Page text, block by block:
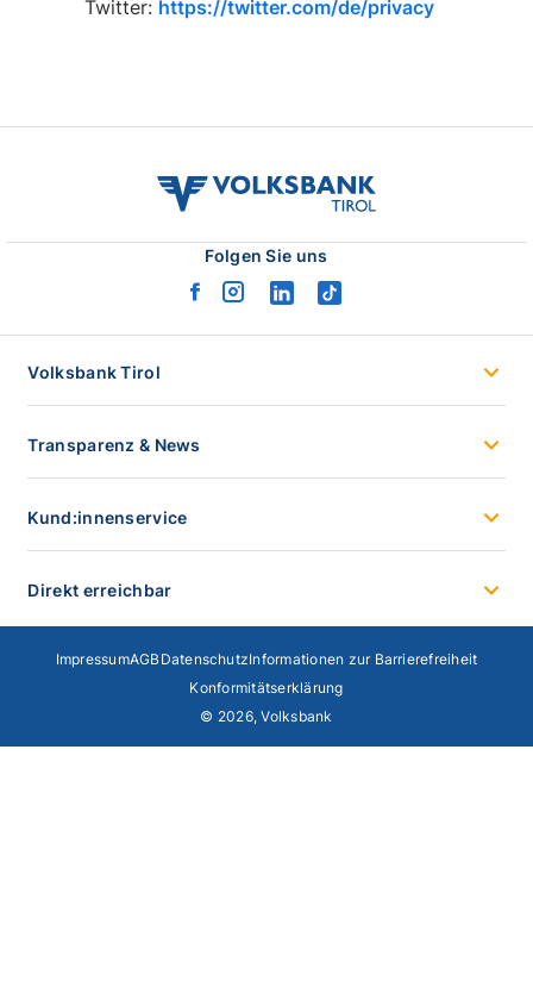
Twitter: https://twitter.com/de/privacy
volksbank
Folgen Sie uns
facebook
instagram
linkedintiktok
Volksbank Tirol
Transparenz & News
Kund:innenservice
Direkt erreichbar
ImpressumAGB DatenschutzInformationen zur Barrierefreiheit
Konformitätserklärung
© 2026, Volksbank